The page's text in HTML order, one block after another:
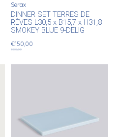
Serax
DINNER SET TERRES DE
RÊVES L30,5 x B15,7 x H31,8
SMOKEY BLUE 9-DELIG
€150,00
€232,00